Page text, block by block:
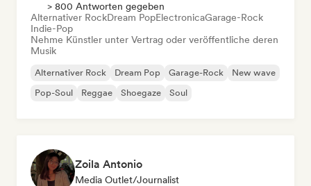
> 800 Antworten gegeben
Alternativer RockDream PopElectronicaGarage-Rock
Indie-Pop
Nehme Künstler unter Vertrag oder veröffentliche deren
Musik
Alternativer Rock Dream Pop Garage-Rock
New wave
Pop-Soul
Reggae Shoegaze Soul
Zoila Antonio
Media Outlet/Journalist